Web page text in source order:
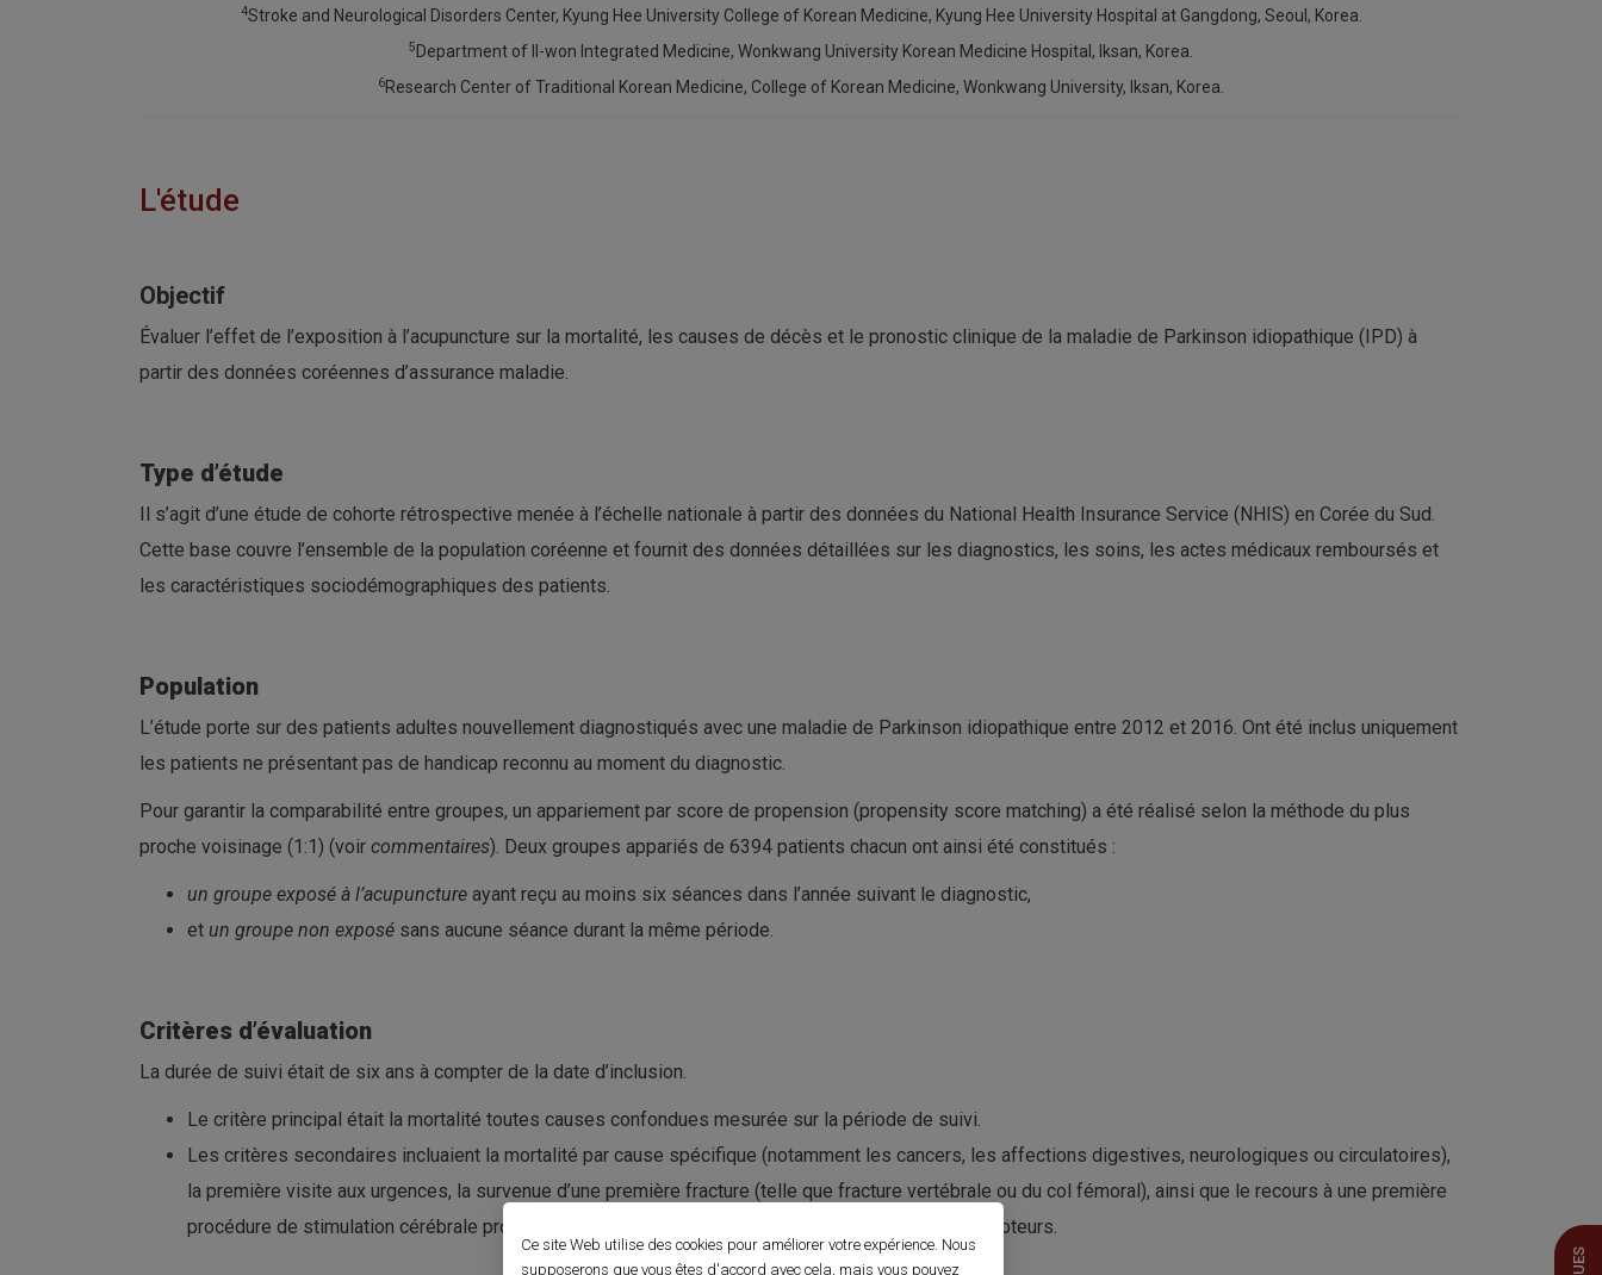
4Stroke and Neurological Disorders Center, Kyung Hee University College of Korean Medicine, Kyung Hee University Hospital at Gangdong, Seoul, Korea.
5 Department of Il-won Integrated Medicine, Wonkwang University Korean Medicine Hospital, Iksan, Korea.
6Research Center of Traditional Korean Medicine, College of Korean Medicine, Wonkwang University, Iksan, Korea.
L'étude
Objectif
Évaluer l’effet de l’exposition à l’acupuncture sur la mortalité, les causes de décès et le pronostic clinique de la maladie de Parkinson idiopathique (IPD) à
partir des données coréennes d’assurance maladie.
Type d’étude
Il s’agit d’une étude de cohorte rétrospective menée à l’échelle nationale à partir des données du National Health Insurance Service (NHIS) en Corée du Sud.
Cette base couvre l’ensemble de la population coréenne et fournit des données détaillées sur les diagnostics, les soins, les actes médicaux remboursés et
les caractéristiques sociodémographiques des patients.
Population
L’étude porte sur des patients adultes nouvellement diagnostiqués avec une maladie de Parkinson idiopathique entre 2012 et 2016. Ont été inclus uniquement
les patients ne présentant pas de handicap reconnu au moment du diagnostic.
Pour garantir la comparabilité entre groupes, un appariement par score de propension (propensity score matching) a été réalisé selon la méthode du plus
proche voisinage (1:1) (voir commentaires). Deux groupes appariés de 6394 patients chacun ont ainsi été constitués :
un groupe exposé à l’acupuncture ayant reçu au moins six séances dans l’année suivant le diagnostic,
et un groupe non exposé sans aucune séance durant la même période.
Critères d’évaluation
La durée de suivi était de six ans à compter de la date d’inclusion.
Le critère principal était la mortalité toutes causes confondues mesurée sur la période de suivi.
Les critères secondaires incluaient la mortalité par cause spécifique (notamment les cancers, les affections digestives, neurologiques ou circulatoires),
la première visite aux urgences, la survenue d’une première fracture (telle que fracture vertébrale ou du col fémoral), ainsi que le recours à une première
procédure de stimulation cérébrale profonde (DBS), indicateur de l’aggravation des symptômes moteurs.
Ce site Web utilise des cookies pour améliorer votre expérience. Nous
supposerons que vous êtes d'accord avec cela, mais vous pouvez